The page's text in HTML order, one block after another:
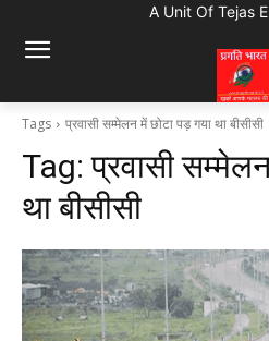
A Unit Of Tejas
Tags प्रवासी सम्मेलन में छोटा पड़ गया था बीसीसी
Tag:प्रवासी
था बीसीसी